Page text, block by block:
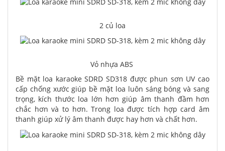
2 củ loa
Vỏ nhựa ABS
Bề mặt loa karaoke SDRD SD318 được phun sơn UV cao
cấp chống xước giúp bề mặt loa luôn sáng bóng và sang
trọng, kích thước loa lớn hơn giúp âm thanh đầm hơn
chắc hơn và to hơn. Trong loa được tích hợp card âm
thanh giúp xử lý âm thanh được hay hơn và chất hơn.